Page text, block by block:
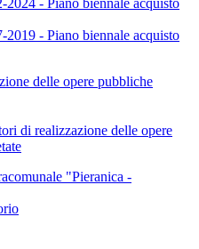
2019 - Piano biennale acquisto
delle opere pubbliche
di realizzazione delle opere
"Pieranica -